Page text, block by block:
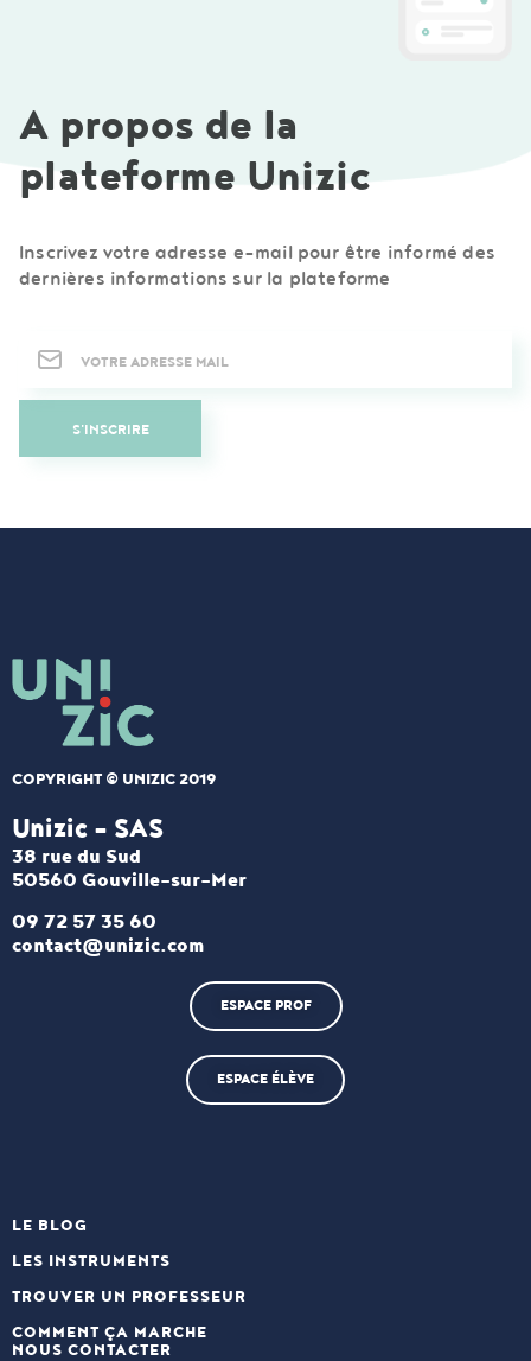
A propos de la
plateforme Unizic
Inscrivez votre adresse e-mail pour être informé des
dernières informations sur la plateforme
S'INSCRIRE
COPYRIGHT © UNIZIC 2019
Unizic - SAS​
38 rue du Sud
50560 Gouville-sur-Mer
09 72 57 35 60
contact@unizic.com
ESPACE PROF
ESPACE ÉLÈVE
LE BLOG
LES INSTRUMENTS
TROUVER UN PROFESSEUR
COMMENT ÇA MARCHE
NOUS CONTACTER